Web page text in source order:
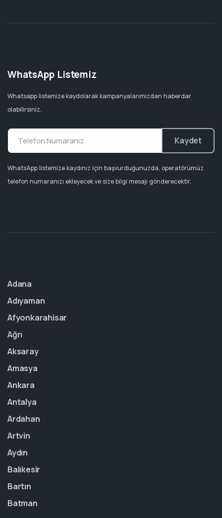
WhatsApp Listemiz
Whatsapp listemize kaydolarak kampanyalarımızdan haberdar
olabilirsiniz.
Kaydet
WhatsApp listemize kaydınız için başvurduğunuzda, operatörümüz
telefon numaranızı ekleyecek ve size bilgi mesajı gönderecektir.
Adana
Adıyaman
Afyonkarahisar
Ağrı
Aksaray
Amasya
Ankara
Antalya
Ardahan
Artvin
Aydın
Balıkesir
Bartın
Batman